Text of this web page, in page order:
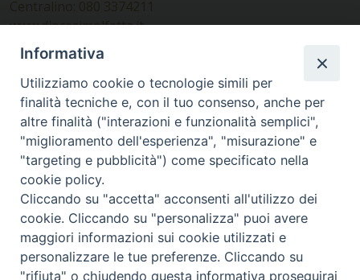
www.diocesimolfetta.it –
diocesimolfetta@pec.chiesacattolica.it
Ufficio Comunicazioni sociali
Piazza Giovene 4 – 70056 Molfetta (BA)
comunicazionisociali@diocesimolfetta.it
SEGUICI SU
Facebook
Instagram
X YouTube
Feed
Privacy Policy - trasparenza
Informativa
Utilizziamo cookie o tecnologie simili per
finalità tecniche e, con il tuo consenso, anche per
altre finalità ("interazioni e funzionalità semplici",
"miglioramento dell'esperienza", "misurazione" e
"targeting e pubblicità") come specificato nella
cookie policy.
Cliccando su "accetta" acconsenti all'utilizzo dei
cookie. Cliccando su "personalizza" puoi avere
maggiori informazioni sui cookie utilizzati e
personalizzare le tue preferenze. Cliccando su
"rifiuta" o chiudendo questa informativa proseguirai